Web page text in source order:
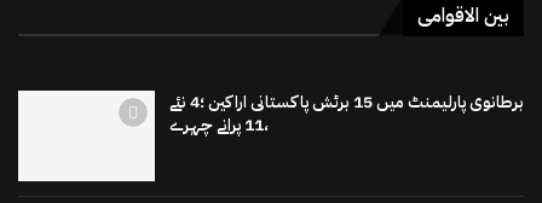
بین الاقوامی
برطانوی پارلیمنٹ میں 15 برٹش پاکستانی اراکین ؛4 نئے
،11 پرانے چہرے